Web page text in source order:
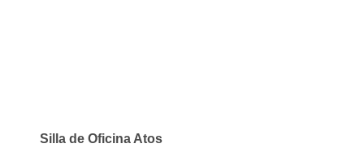
Silla de Oficina Atos